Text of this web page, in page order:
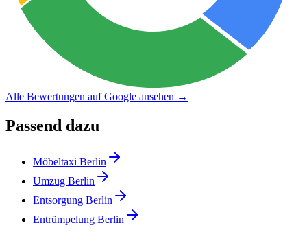
Alle Bewertungen auf Google ansehen →
Passend dazu
Möbeltaxi Berlin
Umzug Berlin
Entsorgung Berlin
Entrümpelung Berlin